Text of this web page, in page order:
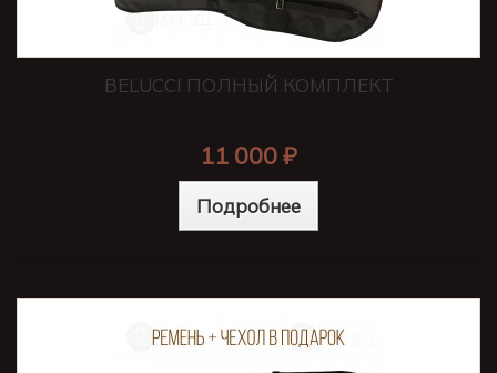
BELUCCI ПОЛНЫЙ КОМПЛЕКТ
11 000 ₽
Подробнее